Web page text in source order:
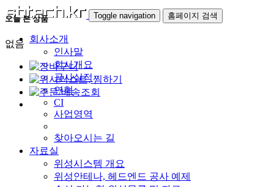
Toggle navigation 홈페이지 검색
회사소개
인사말
회사개요
공사실적
연혁
CI
사업영역
찾아오시는 길
자료실
위성시스템 개요
위성안테나, 헤드엔드 공사 예제
오늘 본 상품
없음